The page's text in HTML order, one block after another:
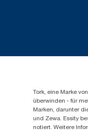
Tork, eine Marke
überwinden - für
Marken, darunter
und Zewa. Essity
notiert. Weitere